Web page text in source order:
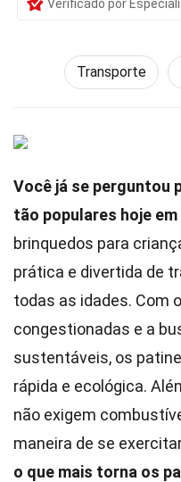
Verificado por
Transporte
Você já se perguntou
tão populares hoje em
brinquedos para
prática e divertida de
todas as idades. Com
congestionadas e a
sustentáveis, os
rápida e ecológica.
não exigem
maneira de se
o que mais torna os